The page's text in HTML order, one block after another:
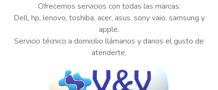
Ofrecemos servicios con todas las marcas:
Dell, hp, lenovo, toshiba, acer, asus, sony vaio, samsung y
apple.
Servicio técnico a domicilio llámanos y danos el gusto de
atenderte.